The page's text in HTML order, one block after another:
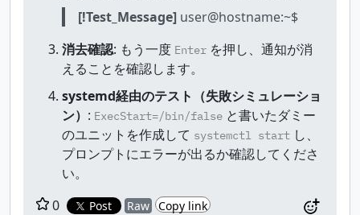
[!Test_Message] user@hostname:~$
消去確認: もう一度 Enter を押し、通知が消
えることを確認します。
systemd経由のテスト（失敗シミュレーショ
ン） : ExecStart=/bin/false と書いたダミー
のユニットを作成して systemctl start し、
プロンプトにエラーが出るか確認してくださ
い。
0
Post Raw Copy link